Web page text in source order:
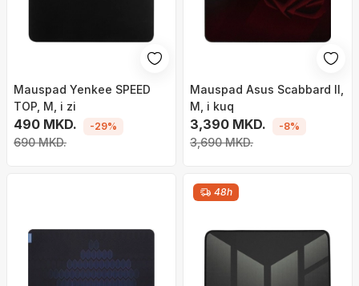
Mauspad Yenkee SPEED
TOP, M, i zi
490 MKD.
690 MKD.
-29%
Mauspad Asus Scabbard II,
M, i kuq
3,390 MKD.
3,690 MKD.
-8%
48h